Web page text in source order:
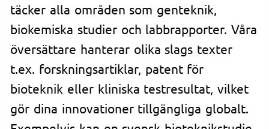
täcker alla områden som genteknik,
biokemiska studier och labbrapporter. Våra
översättare hanterar olika slags texter
t.ex. forskningsartiklar, patent för
bioteknik eller kliniska testresultat, vilket
gör dina innovationer tillgängliga globalt.